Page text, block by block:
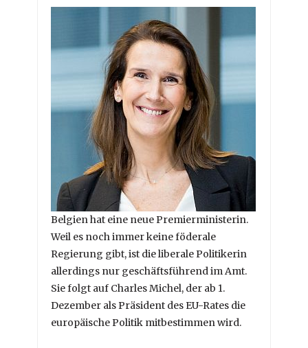
Belgien hat eine neue Premierministerin.
Weil es noch immer keine föderale
Regierung gibt, ist die liberale Politikerin
allerdings nur geschäftsführend im Amt.
Sie folgt auf Charles Michel, der ab 1.
Dezember als Präsident des EU-Rates die
europäische Politik mitbestimmen wird.